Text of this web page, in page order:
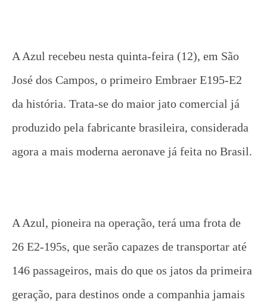
A Azul recebeu nesta quinta-feira (12), em São
José dos Campos, o primeiro Embraer E195-E2
da história. Trata-se do maior jato comercial já
produzido pela fabricante brasileira, considerada
agora a mais moderna aeronave já feita no Brasil.
A Azul, pioneira na operação, terá uma frota de
26 E2-195s, que serão capazes de transportar até
146 passageiros, mais do que os jatos da primeira
geração, para destinos onde a companhia jamais